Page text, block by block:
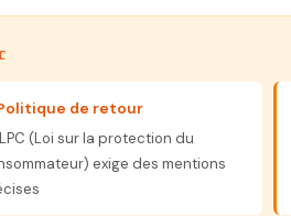
de retour
(Loi sur la protection du
exige des mentions